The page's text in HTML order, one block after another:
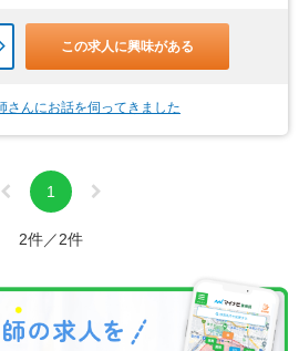
この求人に興味がある
さんにお話を伺ってきました
1
2件／2件